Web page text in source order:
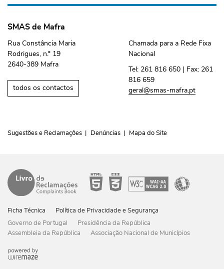
SMAS de Mafra
Rua Constância Maria
Rodrigues, n.º 19
2640-389 Mafra
todos os contactos
Chamada para a Rede Fixa
Nacional
Tel: 261 816 650 | Fax: 261
816 659
geral@smas-mafra.pt
Sugestões e Reclamações Denúncias Mapa do Site
Ficha Técnica
Política de Privacidade e Segurança
Governo de Portugal
Presidência da República
Assembleia da República
Associação Nacional de Municípios